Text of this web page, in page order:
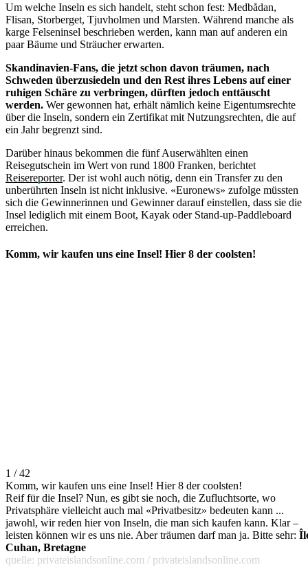
Um welche Inseln es sich handelt, steht schon fest: Medbådan,
Flisan, Storberget, Tjuvholmen und Marsten. Während manche als
karge Felseninsel beschrieben werden, kann man auf anderen ein
paar Bäume und Sträucher erwarten.
Skandinavien-Fans, die jetzt schon davon träumen, nach
Schweden überzusiedeln und den Rest ihres Lebens auf einer
ruhigen Schäre zu verbringen, dürften jedoch enttäuscht
werden. Wer gewonnen hat, erhält nämlich keine Eigentumsrechte
über die Inseln, sondern ein Zertifikat mit Nutzungsrechten, die auf
ein Jahr begrenzt sind.
Darüber hinaus bekommen die fünf Auserwählten einen
Reisegutschein im Wert von rund 1800 Franken, berichtet
Reisereporter. Der ist wohl auch nötig, denn ein Transfer zu den
unberührten Inseln ist nicht inklusive. «Euronews» zufolge müssten
sich die Gewinnerinnen und Gewinner darauf einstellen, dass sie die
Insel lediglich mit einem Boot, Kayak oder Stand-up-Paddleboard
erreichen.
Komm, wir kaufen uns eine Insel! Hier 8 der coolsten!
1 / 42
Komm, wir kaufen uns eine Insel! Hier 8 der coolsten!
Reif für die Insel? Nun, es gibt sie noch, die Zufluchtsorte, wo
Privatsphäre vielleicht auch mal «Privatbesitz» bedeuten kann ...
jawohl, wir reden hier von Inseln, die man sich kaufen kann. Klar –
leisten können wir es uns nie. Aber träumen darf man ja. Bitte sehr:
Cuhan, Bretagne
quelle: privateislandsonline.com / privateislandsonline.com